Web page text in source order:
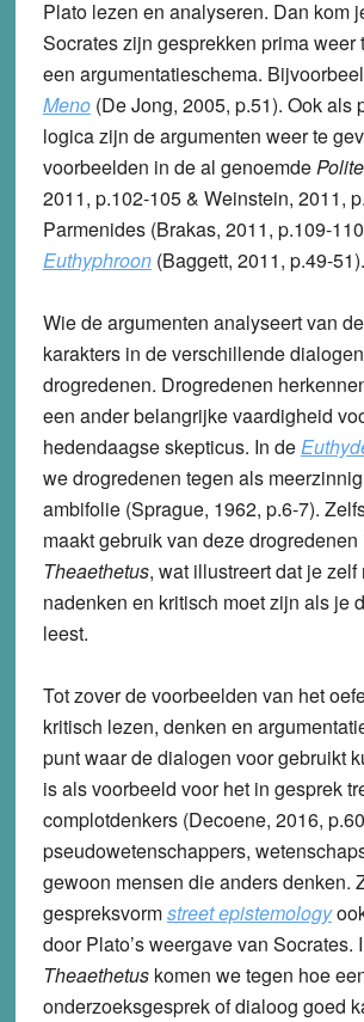
Plato lezen en analyseren. Dan kom
Socrates zijn gesprekken prima weer
een argumentatieschema.
Meno (De Jong, 2005, p.51). Ook als
logica zijn de argumenten weer te
voorbeelden in de al genoemde
2011, p.102-105 & Weinstein, 2011,
Parmenides (Brakas, 2011, p.109-
Euthyphroon (Baggett, 2011, p.49-51).
Wie de argumenten analyseert van
karakters in de verschillende
drogredenen. Drogredenen
een ander belangrijke vaardigheid
hedendaagse skepticus. In de
we drogredenen tegen als
ambifolie (Sprague, 1962, p.6-7).
maakt gebruik van deze drogredenen
Theaethetus, wat illustreert dat je zelf
nadenken en kritisch moet zijn als je
leest.
Tot zover de voorbeelden van het
kritisch lezen, denken en
punt waar de dialogen voor gebruikt
is als voorbeeld voor het in gesprek
complotdenkers (Decoene, 2016,
pseudowetenschappers,
gewoon mensen die anders denken.
gespreksvormstreet epistemology
door Plato’s weergave van Socrates.
Theaethetuskomen we tegen hoe
onderzoeksgesprek of dialoog goed